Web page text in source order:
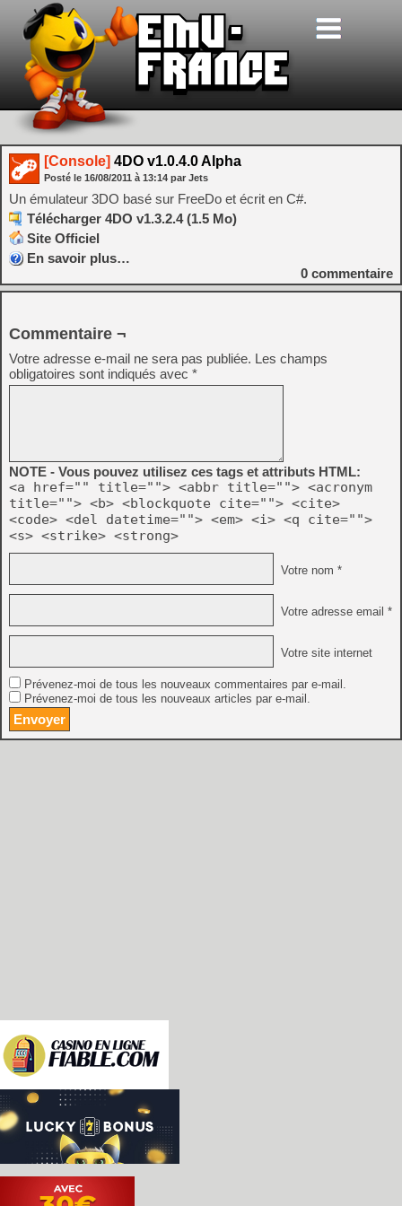
[Console] 4DO v1.0.4.0 Alpha
Posté le 16/08/2011 à 13:14 par Jets
Un émulateur 3DO basé sur FreeDo et écrit en C#.
Télécharger 4DO v1.3.2.4 (1.5 Mo)
Site Officiel
En savoir plus…
0 commentaire
Commentaire ¬
Votre adresse e-mail ne sera pas publiée. Les champs
obligatoires sont indiqués avec *
NOTE - Vous pouvez utilisez ces tags et attributs HTML:
<a href="" title=""> <abbr title=""> <acronym
title=""> <b> <blockquote cite=""> <cite>
<code> <del datetime=""> <em> <i> <q cite="">
<s> <strike> <strong>
Votre nom *
Votre adresse email *
Votre site internet
Prévenez-moi de tous les nouveaux commentaires par e-mail.
Prévenez-moi de tous les nouveaux articles par e-mail.